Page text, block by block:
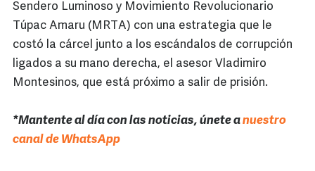
Sendero Luminoso y Movimiento Revolucionario
Túpac Amaru (MRTA) con una estrategia que le
costó la cárcel junto a los escándalos de corrupción
ligados a su mano derecha, el asesor Vladimiro
Montesinos, que está próximo a salir de prisión.
*Mantente al día con las noticias, únete anuestro
canal de WhatsApp